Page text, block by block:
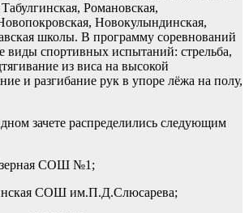
Романовская,
Новокулындинская,
школы. В программу соревнований
виды спортивных испытаний: стрельба,
из виса на высокой
и разгибание рук в упоре лёжа на полу,
зачете распределились следующим
СОШ №1;
СОШ им.П.Д.Слюсарева;